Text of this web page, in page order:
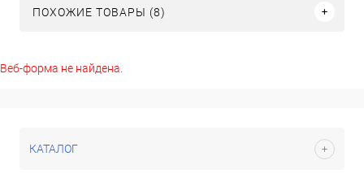
ПОХОЖИЕ ТОВАРЫ (8)
Веб-форма не найдена.
КАТАЛОГ